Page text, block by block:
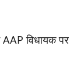
विधायक पर